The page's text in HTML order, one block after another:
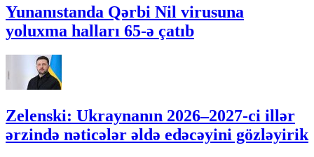
Yunanıstanda Qərbi Nil virusuna
yoluxma halları 65-ə çatıb
Zelenski: Ukraynanın 2026–2027-ci illər
ərzində nəticələr əldə edəcəyini gözləyirik